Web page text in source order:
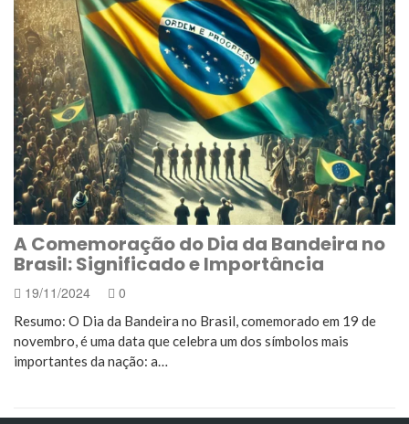
A Comemoração do Dia da Bandeira no
Brasil: Significado e Importância
19/11/2024 0
Resumo: O Dia da Bandeira no Brasil, comemorado em 19 de
novembro, é uma data que celebra um dos símbolos mais
importantes da nação: a…